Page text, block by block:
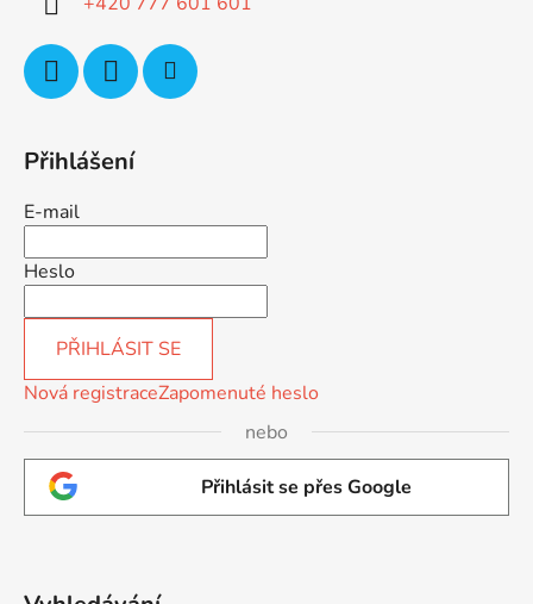
Přihlášení
E-mail
Heslo
PŘIHLÁSIT SE
Nová registraceZapomenuté heslo
nebo
Přihlásit se přes Google